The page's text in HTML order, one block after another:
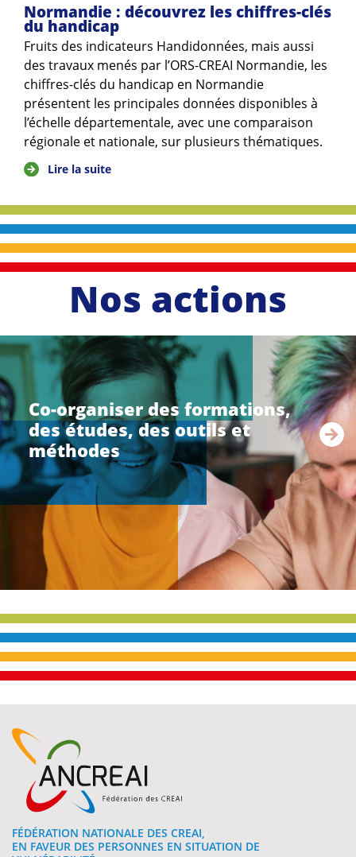
Normandie : découvrez les chiffres-clés
du handicap
Fruits des indicateurs Handidonnées, mais aussi
des travaux menés par l’ORS-CREAI Normandie, les
chiffres-clés du handicap en Normandie
présentent les principales données disponibles à
l’échelle départementale, avec une comparaison
régionale et nationale, sur plusieurs thématiques.
Lire la suite
Nos actions
Co-organiser des formations,
des études, des outils et
méthodes
li
r
e
a
u
i
t
e
FÉDÉRATION NATIONALE DES CREAI,
EN FAVEUR DES PERSONNES EN SITUATION DE